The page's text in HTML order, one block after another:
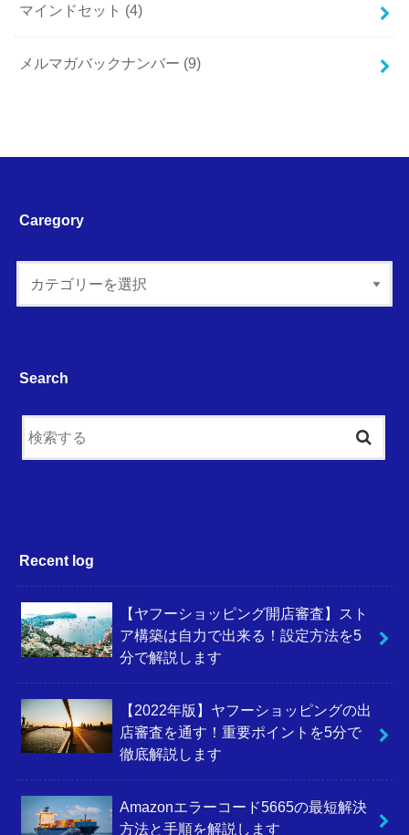
マインドセット (4)
メルマガバックナンバー (9)
Caregory
Search
Recent log
【ヤフーショッピング開店審査】スト
ア構築は自力で出来る！設定方法を5
分で解説します
【2022年版】ヤフーショッピングの出
店審査を通す！重要ポイントを5分で
徹底解説します
Amazonエラーコード5665の最短解決
方法と手順を解説します